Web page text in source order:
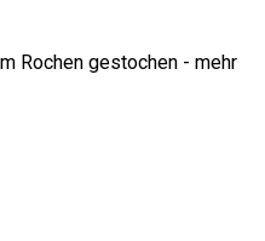
Rochen gestochen - mehr